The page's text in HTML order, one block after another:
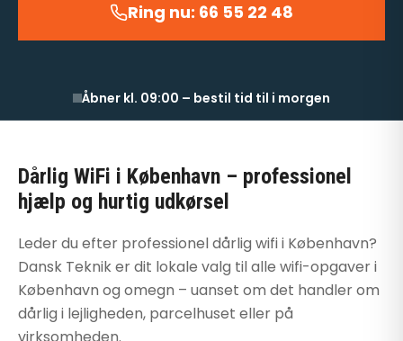
Ring nu: 66 55 22 48
Åbner kl. 09:00 – bestil tid til i morgen
Dårlig WiFi i København – professionel
hjælp og hurtig udkørsel
Leder du efter professionel dårlig wifi i København?
Dansk Teknik er dit lokale valg til alle wifi-opgaver i
København og omegn – uanset om det handler om
dårlig i lejligheden, parcelhuset eller på